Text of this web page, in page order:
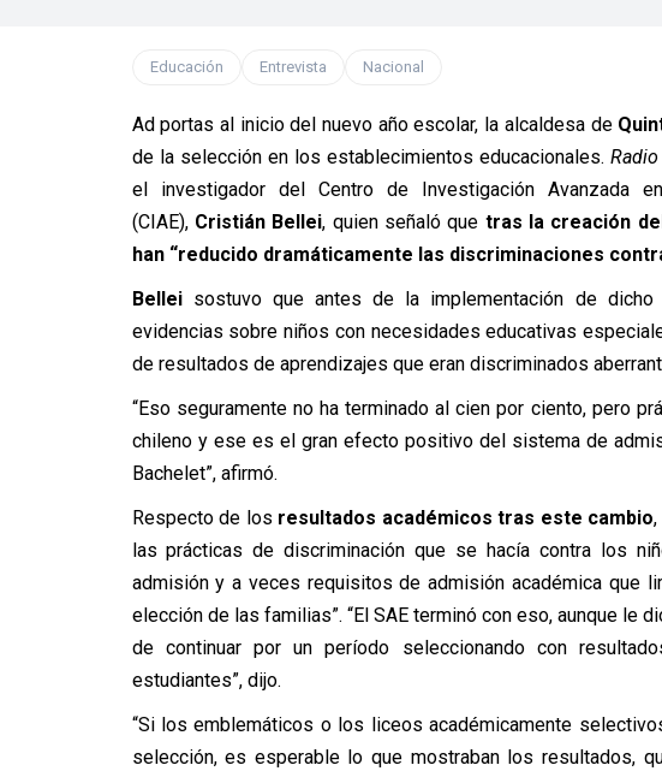
Educación Entrevista Nacional
Ad portas al inicio del nuevo año escolar, la alcaldesa de
de la selección en los establecimientos educacionales.
el investigador del Centro de Investigación Avanzada
(CIAE), Cristián Bellei, quien señaló que tras la creación
han “reducido dramáticamente las discriminaciones
Belleisostuvo que antes de la implementación de dicho
evidencias sobre niños con necesidades educativas
de resultados de aprendizajes que eran discriminados
“Eso seguramente no ha terminado al cien por ciento, pero
chileno y ese es el gran efecto positivo del sistema de
Bachelet”, afirmó.
Respecto de los resultados académicos tras este cambio
las prácticas de discriminación que se hacía contra los
admisión y a veces requisitos de admisión académica que
elección de las familias”. “El SAE terminó con eso, aunque le
de continuar por un período seleccionando con
estudiantes”, dijo.
“Si los emblemáticos o los liceos académicamente
selección, es esperable lo que mostraban los resultados,